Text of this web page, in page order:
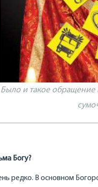
Было и такое
Богу?
редко. В основном